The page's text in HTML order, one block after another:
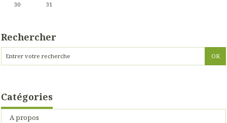
30
31
Rechercher
Catégories
A propos